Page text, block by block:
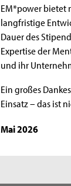
EM*power bietet
langfristige
Dauer des
Expertise der
und ihr
Ein großes
Einsatz – das ist
Mai 2026